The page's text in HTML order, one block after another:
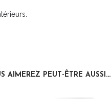
AIMEREZ PEUT-ÊTRE AUSSI…